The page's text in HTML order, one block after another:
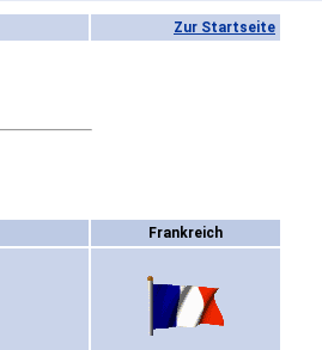
Zur Startseite
Frankreich